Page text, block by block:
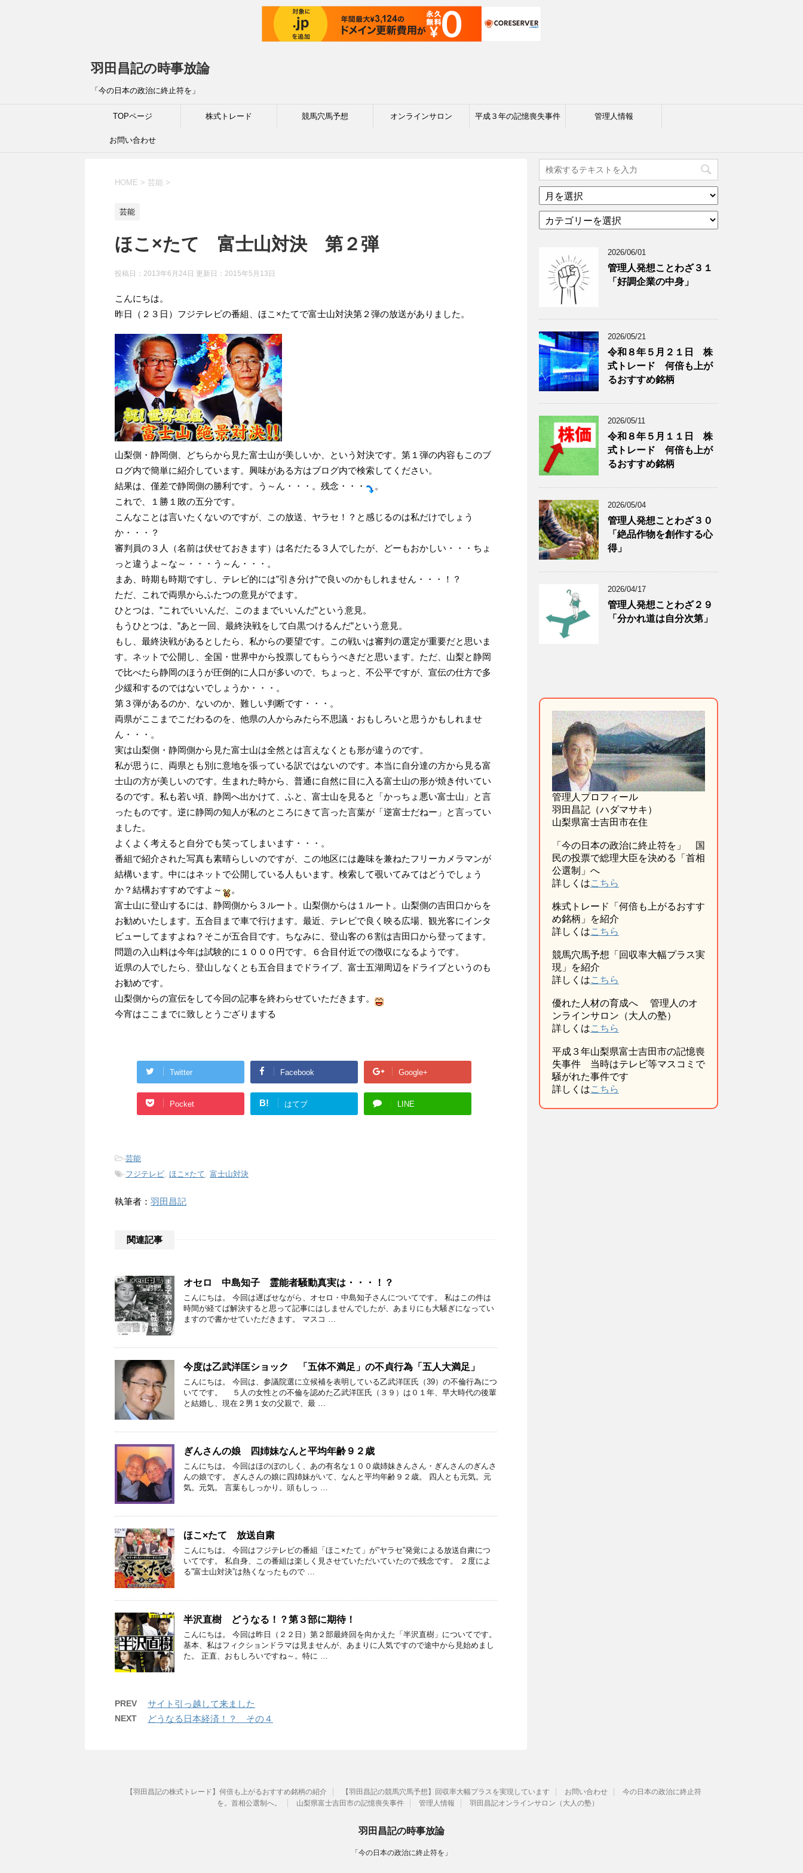
羽田昌記の時事放論
「今の日本の政治に終止符を」
TOPページ 株式トレード 競馬穴馬予想 オンラインサロン 平成３年の記憶喪失事件 管理人情報
お問い合わせ
HOME > 芸能 >
芸能
ほこ×たて 富士山対決 第２弾
投稿日：2013年6月24日 更新日： 2015年5月13日
こんにちは。
昨日（２３日）フジテレビの番組、ほこ×たてで富士山対決第２弾の放送がありました。
山梨側・静岡側、どちらから見た富士山が美しいか、という対決です。第１弾の内容もこのブ
ログ内で簡単に紹介しています。興味がある方はブログ内で検索してください。
結果は、僅差で静岡側の勝利です。う～ん・・・。残念・・・
。
これで、１勝１敗の五分です。
こんなことは言いたくないのですが、この放送、ヤラセ！？と感じるのは私だけでしょう
か・・・？
審判員の３人（名前は伏せておきます）は名だたる３人でしたが、どーもおかしい・・・ちょ
っと違うよ～な～・・・う～ん・・・。
まあ、時期も時期ですし、テレビ的には”引き分け”で良いのかもしれません・・・！？
ただ、これで両県からふたつの意見がでます。
ひとつは、”これでいいんだ、このままでいいんだ”という意見。
もうひとつは、”あと一回、最終決戦をして白黒つけるんだ”という意見。
もし、最終決戦があるとしたら、私からの要望です。この戦いは審判の選定が重要だと思いま
す。ネットで公開し、全国・世界中から投票してもらうべきだと思います。ただ、山梨と静岡
で比べたら静岡のほうが圧倒的に人口が多いので、ちょっと、不公平ですが、宣伝の仕方で多
少緩和するのではないでしょうか・・・。
第３弾があるのか、ないのか、難しい判断です・・・。
両県がここまでこだわるのを、他県の人からみたら不思議・おもしろいと思うかもしれませ
ん・・・。
実は山梨側・静岡側から見た富士山は全然とは言えなくとも形が違うのです。
私が思うに、両県とも別に意地を張っている訳ではないのです。本当に自分達の方から見る富
士山の方が美しいのです。生まれた時から、普通に自然に目に入る富士山の形が焼き付いてい
るのです。私も若い頃、静岡へ出かけて、ふと、富士山を見ると「かっちょ悪い富士山」と言
ったものです。逆に静岡の知人が私のところにきて言った言葉が「逆富士だねー」と言ってい
ました。
よくよく考えると自分でも笑ってしまいます・・・。
番組で紹介された写真も素晴らしいのですが、この地区には趣味を兼ねたフリーカメラマンが
結構います。中にはネットで公開している人もいます。検索して覗いてみてはどうでしょう
か？結構おすすめですよ～
。
富士山に登山するには、静岡側から３ルート。山梨側からは１ルート。山梨側の吉田口からを
お勧めいたします。五合目まで車で行けます。最近、テレビで良く映る広場、観光客にインタ
ビューしてますよね？そこが五合目です。ちなみに、登山客の６割は吉田口から登ってます。
問題の入山料は今年は試験的に１０００円です。６合目付近での徴収になるようです。
近県の人でしたら、登山しなくとも五合目までドライブ、富士五湖周辺をドライブというのも
お勧めです。
山梨側からの宣伝をして今回の記事を終わらせていただきます。
今宵はここまでに致しとうござりまする
Twitter Facebook Google+
Pocket B! はてブ LINE
-芸能
-フジテレビ, ほこ×たて, 富士山対決
執筆者： 羽田昌記
関連記事
オセロ 中島知子 霊能者騒動真実は・・・！？
こんにちは。 今回は遅ばせながら、オセロ・中島知子さんについてです。 私はこの件は
時間が経てば解決すると思って記事にはしませんでしたが、あまりにも大騒ぎになってい
ますので書かせていただきます。 マスコ …
今度は乙武洋匡ショック 「五体不満足」の不貞行為「五人大満足」
こんにちは。 今回は、参議院選に立候補を表明している乙武洋匡氏（39）の不倫行為につ
いてです。 ５人の女性との不倫を認めた乙武洋匡氏（３９）は０１年、早大時代の後輩
と結婚し、現在２男１女の父親で、最 …
ぎんさんの娘 四姉妹なんと平均年齢９２歳
こんにちは。 今回はほのぼのしく、あの有名な１００歳姉妹きんさん・ぎんさんのぎんさ
んの娘です。 ぎんさんの娘に四姉妹がいて、なんと平均年齢９２歳。 四人とも元気。元
気。元気。 言葉もしっかり。頭もしっ …
ほこ×たて 放送自粛
こんにちは。 今回はフジテレビの番組「ほこ×たて」が”ヤラセ”発覚による放送自粛につ
いてです。 私自身、この番組は楽しく見させていただいていたので残念です。 ２度によ
る”富士山対決”は熱くなったもので …
半沢直樹 どうなる！？第３部に期待！
こんにちは。 今回は昨日（２２日）第２部最終回を向かえた「半沢直樹」についてです。
基本、私はフィクションドラマは見ませんが、あまりに人気ですので途中から見始めまし
た。 正直、おもしろいですね～。特に …
PREV サイト引っ越して来ました
NEXT どうなる日本経済！？ その４
ア
ー
イ
グ
記
事
を
表
示
テ
ー
グ
記
事
を
表
示
2026/06/01
管理人発想ことわざ３１
「好調企業の中身」
2026/05/21
令和８年５月２１日 株
式トレード 何倍も上が
るおすすめ銘柄
2026/05/11
令和８年５月１１日 株
式トレード 何倍も上が
るおすすめ銘柄
2026/05/04
管理人発想ことわざ３０
「絶品作物を創作する心
得」
2026/04/17
管理人発想ことわざ２９
「分かれ道は自分次第」
管理人プロフィール
羽田昌記（ハダマサキ）
山梨県富士吉田市在住
「今の日本の政治に終止符を」 国
民の投票で総理大臣を決める「首相
公選制」へ
詳しくはこちら
株式トレード「何倍も上がるおすす
め銘柄」を紹介
詳しくはこちら
競馬穴馬予想「回収率大幅プラス実
現」を紹介
詳しくはこちら
優れた人材の育成へ 管理人のオ
ンラインサロン（大人の塾）
詳しくはこちら
平成３年山梨県富士吉田市の記憶喪
失事件 当時はテレビ等マスコミで
騒がれた事件です
詳しくはこちら
【羽田昌記の株式トレード】何倍も上がるおすすめ銘柄の紹介 【羽田昌記の競馬穴馬予想】回収率大幅プラスを実現しています お問い合わせ
今の日本の政治に終止符
を。首相公選制へ。
山梨県富士吉田市の記憶喪失事件 管理人情報 羽田昌記オンラインサロン（大人の塾）
羽田昌記の時事放論
「今の日本の政治に終止符を」